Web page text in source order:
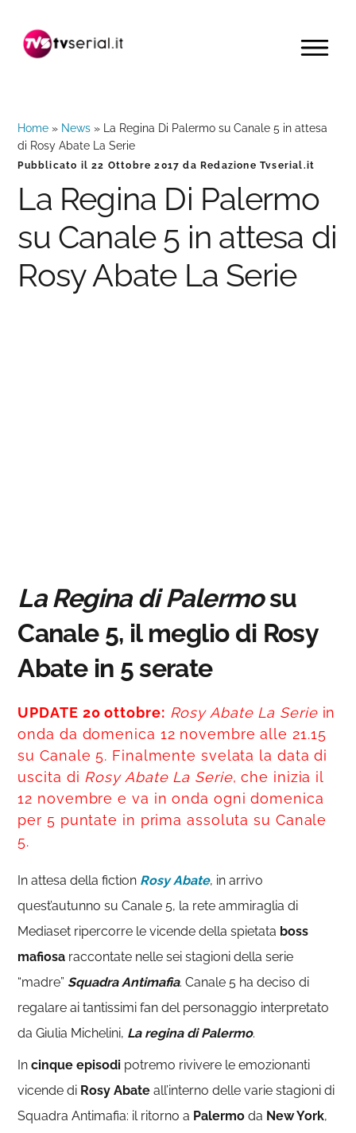
navigazione
contenuto
barra
MENU
Home » News »
La Regina Di Palermo su Canale 5 in attesa
di Rosy Abate La Serie
Pubblicato il22 Ottobre 2017 da Redazione Tvserial.it
La Regina Di Palermo
su Canale 5 in attesa di
Rosy Abate La Serie
La Regina di Palermosu
Canale 5, il meglio di Rosy
Abate in 5 serate
UPDATE 20 ottobre: Rosy Abate La Seriein
onda da domenica 12 novembre alle 21.15
su Canale 5. Finalmente svelata la data di
uscita di Rosy Abate La Serie, che inizia il
12 novembre e va in onda ogni domenica
per 5 puntate in prima assoluta su Canale
5.
In attesa della fiction Rosy Abate, in arrivo
quest’autunno su Canale 5, la rete ammiraglia di
Mediaset ripercorre le vicende della spietata boss
mafiosa raccontate nelle sei stagioni della serie
“madre” Squadra Antimafia. Canale 5 ha deciso di
regalare ai tantissimi fan del personaggio interpretato
da Giulia Michelini, La regina di Palermo.
Incinque episodi potremo rivivere le emozionanti
vicende di Rosy Abateall’interno delle varie stagioni di
Squadra Antimafia: il ritorno a Palermo da New York,